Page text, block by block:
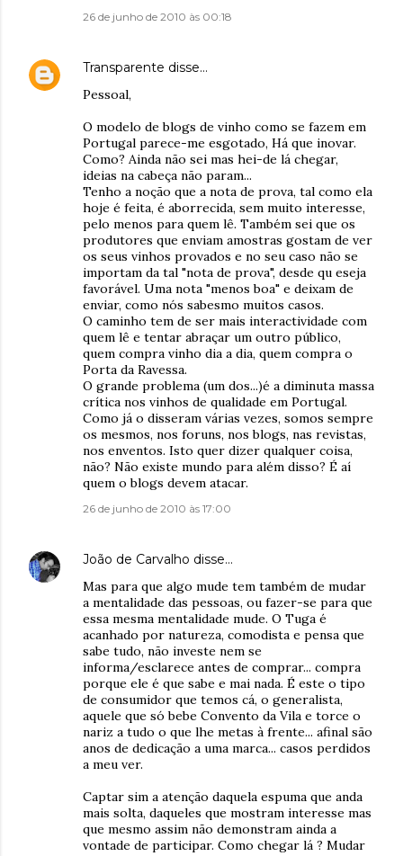
26 de junho de 2010 às 00:18
Transparente disse…
Pessoal,
O modelo de blogs de vinho como se fazem em
Portugal parece-me esgotado, Há que inovar.
Como? Ainda não sei mas hei-de lá chegar,
ideias na cabeça não param...
Tenho a noção que a nota de prova, tal como ela
hoje é feita, é aborrecida, sem muito interesse,
pelo menos para quem lê. Também sei que os
produtores que enviam amostras gostam de ver
os seus vinhos provados e no seu caso não se
importam da tal "nota de prova", desde qu eseja
favorável. Uma nota "menos boa" e deixam de
enviar, como nós sabesmo muitos casos.
O caminho tem de ser mais interactividade com
quem lê e tentar abraçar um outro público,
quem compra vinho dia a dia, quem compra o
Porta da Ravessa.
O grande problema (um dos...)é a diminuta massa
crítica nos vinhos de qualidade em Portugal.
Como já o disseram várias vezes, somos sempre
os mesmos, nos foruns, nos blogs, nas revistas,
nos enventos. Isto quer dizer qualquer coisa,
não? Não existe mundo para além disso? É aí
quem o blogs devem atacar.
26 de junho de 2010 às 17:00
João de Carvalho disse…
Mas para que algo mude tem também de mudar
a mentalidade das pessoas, ou fazer-se para que
essa mesma mentalidade mude. O Tuga é
acanhado por natureza, comodista e pensa que
sabe tudo, não investe nem se
informa/esclarece antes de comprar... compra
porque ele é que sabe e mai nada. É este o tipo
de consumidor que temos cá, o generalista,
aquele que só bebe Convento da Vila e torce o
nariz a tudo o que lhe metas à frente... afinal são
anos de dedicação a uma marca... casos perdidos
a meu ver.
Captar sim a atenção daquela espuma que anda
mais solta, daqueles que mostram interesse mas
que mesmo assim não demonstram ainda a
vontade de participar. Como chegar lá ? Mudar